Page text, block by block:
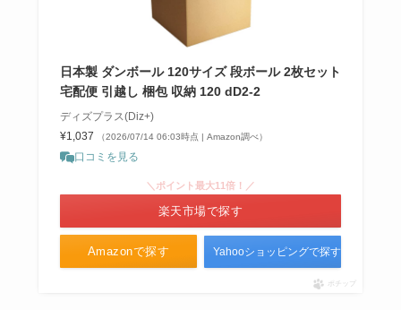
日本製 ダンボール 120サイズ 段ボール 2枚セット
宅配便 引越し 梱包 収納 120 dD2-2
ディズプラス(Diz+)
¥1,037
（2026/07/14 06:03時点 | Amazon調べ）
口コミを見る
Amazonで探す
＼ポイント最大11倍！／
楽天市場で探す
Yahooショッピングで探す
ポチップ